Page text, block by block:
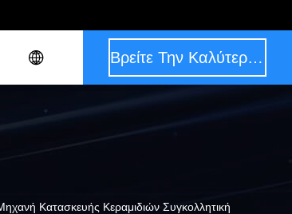
Βρείτε Την Καλύτερη Τιμή
Κατασκευής Κεραμιδιών Συγκολλητική